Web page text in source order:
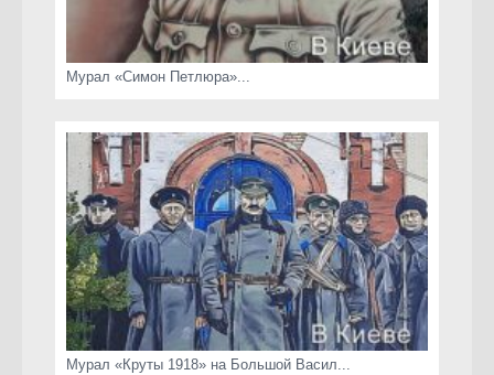
Мурал «Симон Петлюра»...
Мурал «Круты 1918» на Большой Васил...